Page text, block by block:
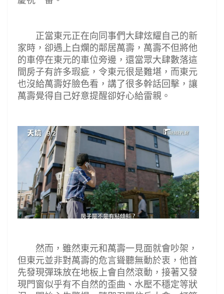
正當東元正在向同事們大肆炫耀自己的新
家時，卻遇上白爛的鄰居萬壽，萬壽不但將他
的車停在東元的車位旁邊，還當眾大肆數落這
間房子有許多瑕疵，令東元很是難堪，而東元
也沒給萬壽好臉色看，講了很多幹話回擊，讓
萬壽覺得自己好意提醒卻好心給雷親。
然而，雖然東元和萬壽一見面就會吵架，
但東元並非對萬壽的危言聳聽無動於衷，他首
先發現彈珠放在地板上會自然滾動，接著又發
現門窗似乎有不自然的歪曲 、 水壓不穩定等狀